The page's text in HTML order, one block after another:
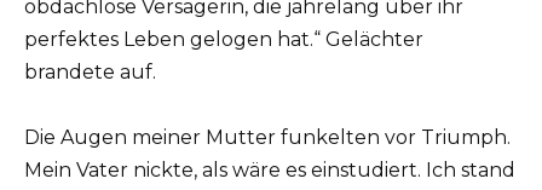
obdachlose Versagerin, die jahrelang über ihr
perfektes Leben gelogen hat.“ Gelächter
brandete auf.
Die Augen meiner Mutter funkelten vor Triumph.
Mein Vater nickte, als wäre es einstudiert. Ich stand